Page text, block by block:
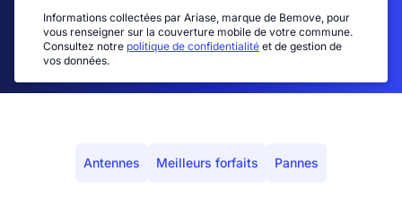
Informations collectées par Ariase, marque de Bemove, pour
vous renseigner sur la couverture mobile de votre commune.
Consultez notre politique de confidentialité et de gestion de
vos données.
Antennes Meilleurs forfaits Pannes